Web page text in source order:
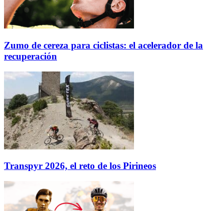
Zumo de cereza para ciclistas: el acelerador de la
recuperación
Transpyr 2026, el reto de los Pirineos